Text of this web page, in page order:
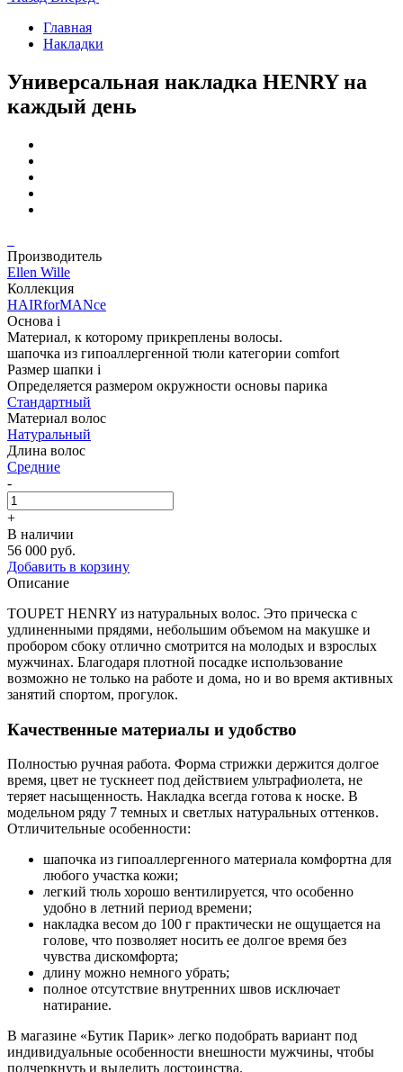
Главная
Накладки
Универсальная накладка HENRY на
каждый день
Производитель
Ellen Wille
Коллекция
HAIRforMANce
Основа i
Материал, к которому прикреплены волосы.
шапочка из гипоаллергенной тюли категории comfort
Размер шапки i
Определяется размером окружности основы парика
Стандартный
Материал волос
Натуральный
Длина волос
Средние
-
+
В наличии
56 000 руб.
Добавить в корзину
Описание
TOUPET HENRY из натуральных волос. Это прическа с
удлиненными прядями, небольшим объемом на макушке и
пробором сбоку отлично смотрится на молодых и взрослых
мужчинах. Благодаря плотной посадке использование
возможно не только на работе и дома, но и во время активных
занятий спортом, прогулок.
Качественные материалы и удобство
Полностью ручная работа. Форма стрижки держится долгое
время, цвет не тускнеет под действием ультрафиолета, не
теряет насыщенность. Накладка всегда готова к носке. В
модельном ряду 7 темных и светлых натуральных оттенков.
Отличительные особенности:
шапочка из гипоаллергенного материала комфортна для
любого участка кожи;
легкий тюль хорошо вентилируется, что особенно
удобно в летний период времени;
накладка весом до 100 г практически не ощущается на
голове, что позволяет носить ее долгое время без
чувства дискомфорта;
длину можно немного убрать;
полное отсутствие внутренних швов исключает
натирание.
В магазине «Бутик Парик» легко подобрать вариант под
индивидуальные особенности внешности мужчины, чтобы
подчеркнуть и выделить достоинства.